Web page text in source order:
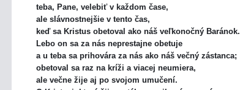
teba, Pane, velebiť v každom čase,
ale slávnostnejšie v tento čas,
keď sa Kristus obetoval ako náš veľkonočný Baránok.
Lebo on sa za nás neprestajne obetuje
a u teba sa prihovára za nás ako náš večný zástanca;
obetoval sa raz na kríži a viacej neumiera,
ale večne žije aj po svojom umučení.